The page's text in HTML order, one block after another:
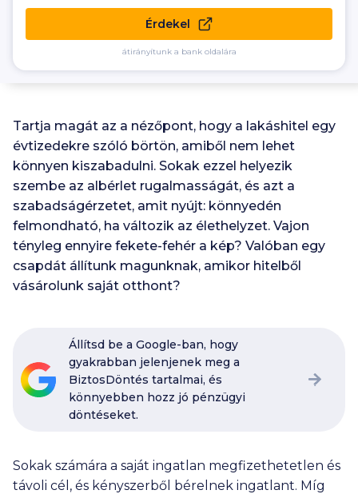
Érdekel
átirányítunk a bank oldalára
Tartja magát az a nézőpont, hogy a lakáshitel egy
évtizedekre szóló börtön, amiből nem lehet
könnyen kiszabadulni. Sokak ezzel helyezik
szembe az albérlet rugalmasságát, és azt a
szabadságérzetet, amit nyújt: könnyedén
felmondható, ha változik az élethelyzet. Vajon
tényleg ennyire fekete-fehér a kép? Valóban egy
csapdát állítunk magunknak, amikor hitelből
vásárolunk saját otthont?
Állítsd be a Google-ban, hogy
gyakrabban jelenjenek meg a
BiztosDöntés tartalmai, és
könnyebben hozz jó pénzügyi
döntéseket.
Sokak számára a saját ingatlan megfizethetetlen és
távoli cél, és kényszerből bérelnek ingatlant. Míg